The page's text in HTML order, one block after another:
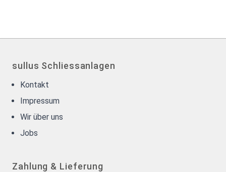
sullus Schliessanlagen
Kontakt
Impressum
Wir über uns
Jobs
Zahlung & Lieferung